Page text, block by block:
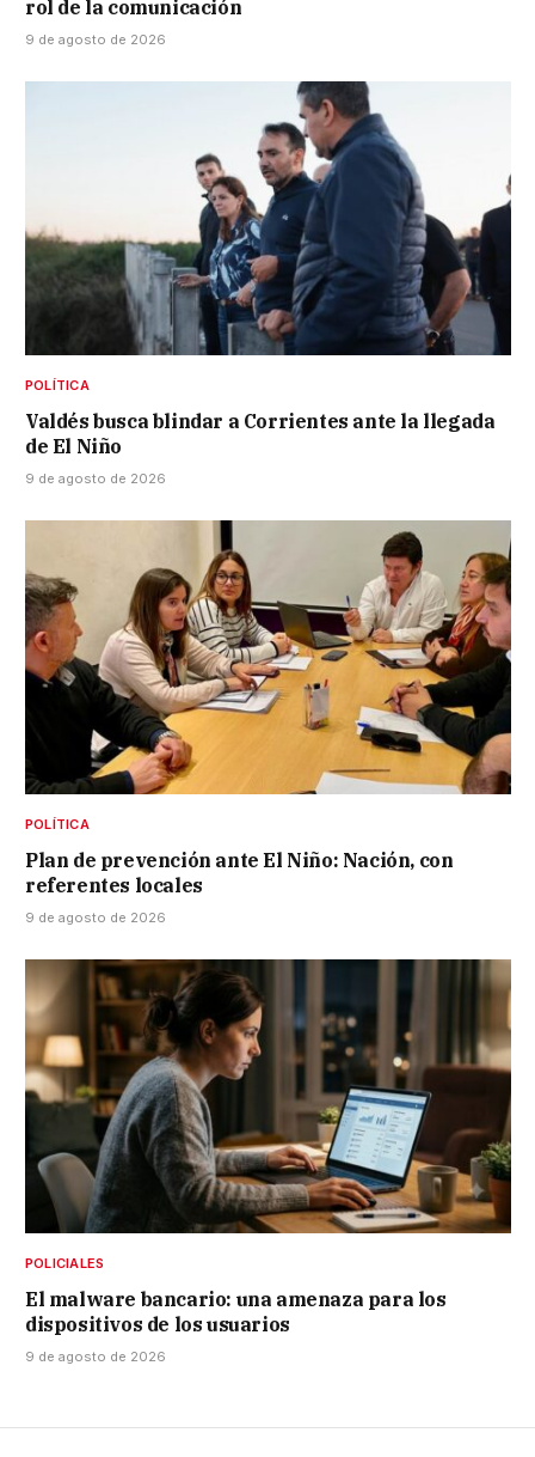
rol de la comunicación
9 de agosto de 2026
POLÍTICA
Valdés busca blindar a Corrientes ante la llegada
de El Niño
9 de agosto de 2026
POLÍTICA
Plan de prevención ante El Niño: Nación, con
referentes locales
9 de agosto de 2026
POLICIALES
El malware bancario: una amenaza para los
dispositivos de los usuarios
9 de agosto de 2026